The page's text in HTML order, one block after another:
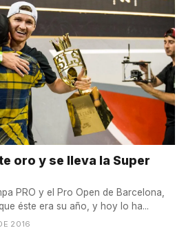
oro y se lleva la Super
PRO y el Pro Open de Barcelona,
éste era su año, y hoy lo ha...
2016